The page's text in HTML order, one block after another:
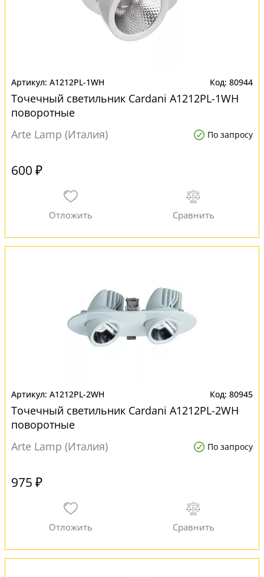
A1212PL-1WH 80944
Точечный светильник Cardani A1212PL-1WH
поворотные
Arte Lamp (Италия)
По запросу
600 ₽
A1212PL-2WH 80945
Точечный светильник Cardani A1212PL-2WH
поворотные
Arte Lamp (Италия)
По запросу
975 ₽